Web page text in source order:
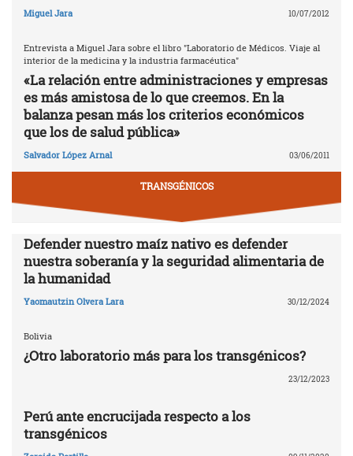
Miguel Jara 10/07/2012
Entrevista a Miguel Jara sobre el libro "Laboratorio de Médicos. Viaje al
interior de la medicina y la industria farmacéutica"
«La relación entre administraciones y empresas
es más amistosa de lo que creemos. En la
balanza pesan más los criterios económicos
que los de salud pública»
Salvador López Arnal 03/06/2011
TRANSGÉNICOS
Defender nuestro maíz nativo es defender
nuestra soberanía y la seguridad alimentaria de
la humanidad
Yaomautzin Olvera Lara 30/12/2024
Bolivia
¿Otro laboratorio más para los transgénicos?
23/12/2023
Perú ante encrucijada respecto a los
transgénicos